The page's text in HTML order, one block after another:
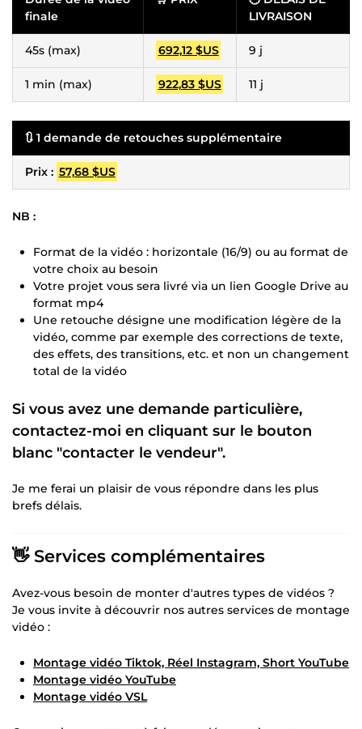
finale
LIVRAISON
45s (max) 692,12 $US 9 j
1 min (max) 922,83 $US 11 j
🔃 1 demande de retouches supplémentaire
Prix : 57,68 $US
NB :
Format de la vidéo : horizontale (16/9) ou au format de
votre choix au besoin
Votre projet vous sera livré via un lien Google Drive au
format mp4
Une retouche désigne une modification légère de la
vidéo, comme par exemple des corrections de texte,
des effets, des transitions, etc. et non un changement
total de la vidéo
Si vous avez une demande particulière,
contactez-moi en cliquant sur le bouton
blanc "contacter le vendeur".
Je me ferai un plaisir de vous répondre dans les plus
brefs délais.
👋 Services complémentaires
Avez-vous besoin de monter d'autres types de vidéos ?
Je vous invite à découvrir nos autres services de montage
vidéo :
Montage vidéo Tiktok, Réel Instagram, Short YouTube
Montage vidéo YouTube
Montage vidéo VSL